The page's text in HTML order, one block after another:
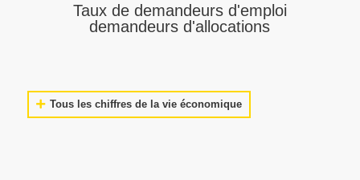
Taux de demandeurs d'emploi
demandeurs d'allocations
Tous les chiffres de la vie économique